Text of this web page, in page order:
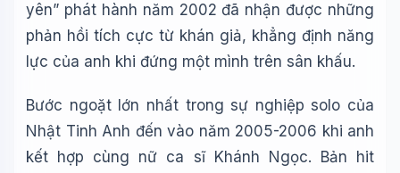
yên” phát hành năm 2002 đã nhận được những
phản hồi tích cực từ khán giả, khẳng định năng
lực của anh khi đứng một mình trên sân khấu.
Bước ngoặt lớn nhất trong sự nghiệp solo của
Nhật Tinh Anh đến vào năm 2005-2006 khi anh
kết hợp cùng nữ ca sĩ Khánh Ngọc. Bản hit